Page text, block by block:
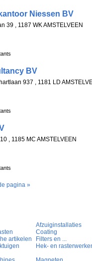
Niessen BV
39 , 1187 WK AMSTELVEEN
BV
937 , 1181 LD
, 1185 MC AMSTELVEEN
pagina »
Afzuiginstallaties
Coating
artikelen
Filters en ...
Hek- en